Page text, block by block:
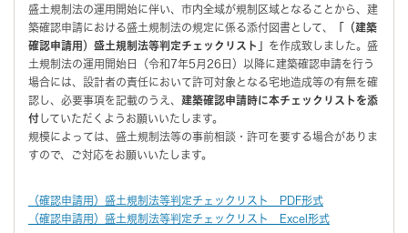
盛土規制法の運用開始に伴い、市内全域が規制区域となることから、建
築確認申請における盛土規制法の規定に係る添付図書として、
（建築
確認申請用）盛土規制法等判定チェックリスト」 を作成致しました。盛
土規制法の運用開始日（令和7年5月26日）以降に建築確認申請を行う
場合には、設計者の責任において許可対象となる宅地造成等の有無を確
認し、必要事項を記載のうえ、 建築確認申請時に本チェックリストを添
付 していただくようお願いいたします。
規模によっては、盛土規制法等の事前相談・許可を要する場合がありま
すので、ご対応をお願いいたします。
（確認申請用）盛土規制法等判定チェックリスト PDF形式
（確認申請用）盛土規制法等判定チェックリスト Excel形式